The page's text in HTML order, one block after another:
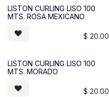
LISTON CURLING LISO 100
MTS. ROSA MEXICANO
$ 20.00
LISTON CURLING LISO 100
MTS. MORADO
$ 20.00